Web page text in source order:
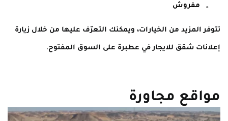
مفروش
تتوفر المزيد من الخيارات، ويمكنك التعرّف عليها من خلال زيارة
إعلانات شقق للايجار في عطبرة على السوق المفتوح.
مواقع مجاورة